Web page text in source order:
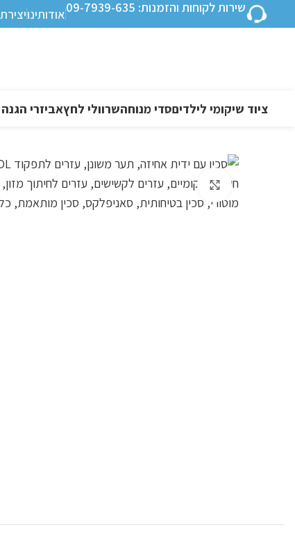
שירות לקוחות והזמנות: 09-7939-635 אודותינו
ציוד שיקומי לילדיםסדי מנוחהשרוולי לחץאביזרי
לחצו להגדלה